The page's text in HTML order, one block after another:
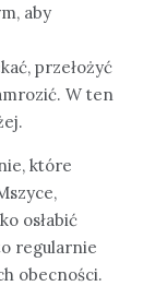
aby
przełożyć
W ten
które
osłabić
regularnie
obecności.